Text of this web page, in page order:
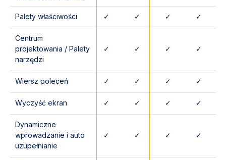
Palety właściwości ✓ ✓ ✓ ✓
Centrum
projektowania / Palety
narzędzi
✓ ✓ ✓ ✓
Wiersz poleceń ✓ ✓ ✓ ✓
Wyczyść ekran ✓ ✓ ✓ ✓
Dynamiczne
wprowadzanie i auto
uzupełnianie
✓ ✓ ✓ ✓